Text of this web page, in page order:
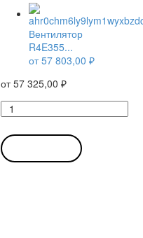
Вентилятор
R4E355...
от57 803,00 ₽
от57 325,00 ₽
Количество
товара
Вентилятор
R4E400-
AB23-